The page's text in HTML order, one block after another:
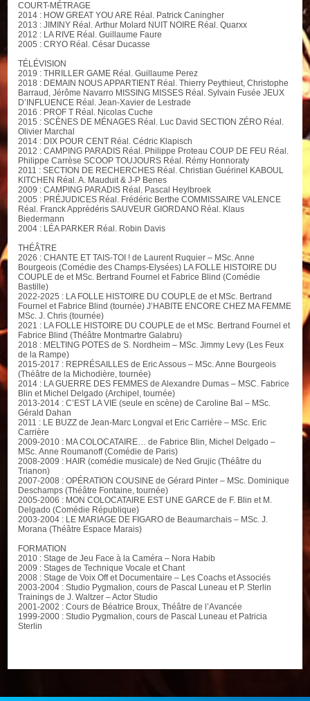
COURT-MÉTRAGE
2014 : HOW GREAT YOU ARE Réal. Patrick Caningher
2013 : JIMINY Réal. Arthur Molard NUIT NOIRE Réal. Quarxx
2012 : LA RIVE Réal. Guillaume Faure
2005 : CRYO Réal. César Ducasse
TÉLÉVISION
2019 : THRILLER GAME Réal. Guillaume Perez
2018 : DEMAIN NOUS APPARTIENT Réal. Thierry Peythieut, Christophe
Barraud, Jérôme Navarro MISSING MISSES Réal. Sylvain Fusée JEUX
D’INFLUENCE Réal. Jean-Xavier de Lestrade
2016 : PROF T Réal. Nicolas Cuche
2015 : SCÈNES DE MÉNAGES Réal. Luc David SECTION ZÉRO Réal.
Olivier Marchal
2014 : DIX POUR CENT Réal. Cédric Klapisch
2012 : CAMPING PARADIS Réal. Philippe Proteau COUP DE FEU Réal.
Philippe Carrèse SCOOP TOUJOURS Réal. Rémy Honnoraty
2011 : SECTION DE RECHERCHES Réal. Christian Guérinel KABOUL
KITCHEN Réal. A. Mauduit & J-P Benes
2009 : CAMPING PARADIS Réal. Pascal Heylbroek
2005 : PRÉJUDICES Réal. Frédéric Berthe COMMISSAIRE VALENCE
Réal. Franck Apprédéris SAUVEUR GIORDANO Réal. Klaus
Biedermann
2004 : LÉA PARKER Réal. Robin Davis
THÉÂTRE
2026 : CHANTE ET TAIS-TOI ! de Laurent Ruquier – MSc. Anne
Bourgeois (Comédie des Champs-Elysées) LA FOLLE HISTOIRE DU
COUPLE de et MSc. Bertrand Fournel et Fabrice Blind (Comédie
Bastille)
2022-2025 : LA FOLLE HISTOIRE DU COUPLE de et MSc. Bertrand
Fournel et Fabrice Blind (tournée) J’HABITE ENCORE CHEZ MA FEMME
MSc. J. Chris (tournée)
2021 : LA FOLLE HISTOIRE DU COUPLE de et MSc. Bertrand Fournel et
Fabrice Blind (Théâtre Montmartre Galabru)
2018 : MELTING POTES de S. Nordheim – MSc. Jimmy Levy (Les Feux
de la Rampe)
2015-2017 : REPRÉSAILLES de Eric Assous – MSc. Anne Bourgeois
(Théâtre de la Michodière, tournée)
2014 : LA GUERRE DES FEMMES de Alexandre Dumas – MSC. Fabrice
Blin et Michel Delgado (Archipel, tournée)
2013-2014 : C’EST LA VIE (seule en scène) de Caroline Bal – MSc.
Gérald Dahan
2011 : LE BUZZ de Jean-Marc Longval et Eric Carrière – MSc. Eric
Carrière
2009-2010 : MA COLOCATAIRE… de Fabrice Blin, Michel Delgado –
MSc. Anne Roumanoff (Comédie de Paris)
2008-2009 : HAIR (comédie musicale) de Ned Grujic (Théâtre du
Trianon)
2007-2008 : OPÉRATION COUSINE de Gérard Pinter – MSc. Dominique
Deschamps (Théâtre Fontaine, tournée)
2005-2006 : MON COLOCATAIRE EST UNE GARCE de F. Blin et M.
Delgado (Comédie République)
2003-2004 : LE MARIAGE DE FIGARO de Beaumarchais – MSc. J.
Morana (Théâtre Espace Marais)
FORMATION
2010 : Stage de Jeu Face à la Caméra – Nora Habib
2009 : Stages de Technique Vocale et Chant
2008 : Stage de Voix Off et Documentaire – Les Coachs et Associés
2003-2004 : Studio Pygmalion, cours de Pascal Luneau et P. Sterlin
Trainings de J. Waltzer – Actor Studio
2001-2002 : Cours de Béatrice Broux, Théâtre de l’Avancée
1999-2000 : Studio Pygmalion, cours de Pascal Luneau et Patricia
Sterlin